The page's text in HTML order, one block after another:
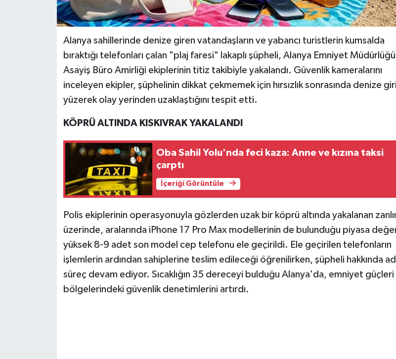
Alanya sahillerinde denize giren vatandaşların ve yabancı turistlerin kumsalda
bıraktığı telefonları çalan "plaj faresi" lakaplı şüpheli, Alanya Emniyet Müdürlüğü
Asayiş Büro Amirliği ekiplerinin titiz takibiyle yakalandı. Güvenlik kameralarını
inceleyen ekipler, şüphelinin dikkat çekmemek için hırsızlık sonrasında denize
yüzerek olay yerinden uzaklaştığını tespit etti.
KÖPRÜ ALTINDA KISKIVRAK YAKALANDI
Oba Sahil Yolu'nda feci kaza: Anne ve kızına taksi
çarptı
İçeriği Görüntüle
Polis ekiplerinin operasyonuyla gözlerden uzak bir köprü altında yakalanan
üzerinde, aralarında iPhone 17 Pro Max modellerinin de bulunduğu piyasa
yüksek 8-9 adet son model cep telefonu ele geçirildi. Ele geçirilen telefonların
işlemlerin ardından sahiplerine teslim edileceği öğrenilirken, şüpheli hakkında
süreç devam ediyor. Sıcaklığın 35 dereceyi bulduğu Alanya'da, emniyet güçleri
bölgelerindeki güvenlik denetimlerini artırdı.